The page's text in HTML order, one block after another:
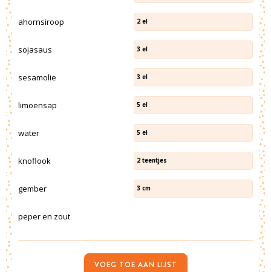
ahornsiroop 2 el
sojasaus 3 el
sesamolie 3 el
limoensap 5 el
water 5 el
knoflook 2 teentjes
gember 3 cm
peper en zout
VOEG TOE AAN LIJST